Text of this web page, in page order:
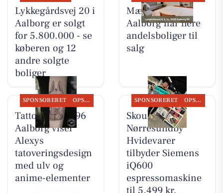
Lykkegårdsvej 20 i
Aalborg er solgt
for 5.800.000 - se
køberen og 12
andre solgte
boliger
Mæglerhuset
Aalborg har flere
andelsboliger til
salg
SPONSORERET OPSLAGSTAVLEN
Tattoo Studio 96
Aalborg viser
Alexys
tatoveringsdesign
med ulv og
anime-elementer
SPONSORERET OPSLAGSTAVLEN
Skousen
Nørresundby
Hvidevarer
tilbyder Siemens
iQ600
espressomaskine